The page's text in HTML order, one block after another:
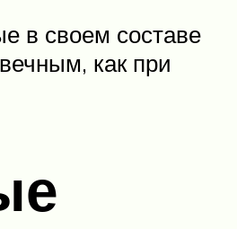
в своем составе
как при